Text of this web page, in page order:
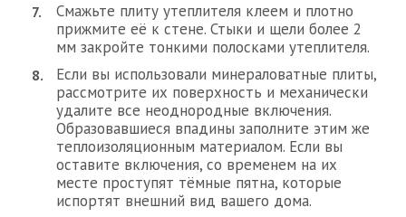
Смажьте плиту утеплителя клеем и плотно
прижмите её к стене. Стыки и щели более 2
мм закройте тонкими полосками утеплителя.
Если вы использовали минераловатные плиты,
рассмотрите их поверхность и механически
удалите все неоднородные включения.
Образовавшиеся впадины заполните этим же
теплоизоляционным материалом. Если вы
оставите включения, со временем на их
месте проступят тёмные пятна, которые
испортят внешний вид вашего дома.